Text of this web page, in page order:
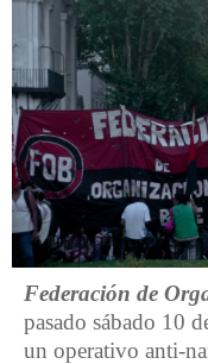
Federación de
pasado sábado 10
un operativo anti-